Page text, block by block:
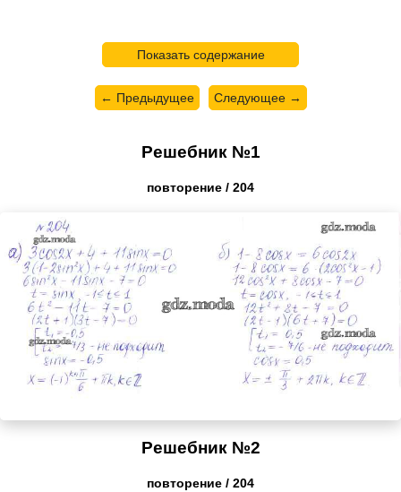
Показать содержание
← Предыдущее Следующее →
Решебник №1
повторение / 204
Решебник №2
повторение / 204